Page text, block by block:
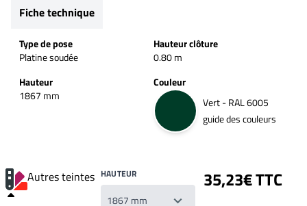
Fiche technique
Type de pose
Platine soudée
Hauteur clôture
0.80 m
Hauteur
1867 mm
Couleur
Vert - RAL 6005
guide des couleurs
Autres teintes HAUTEUR 35,23€ TTC